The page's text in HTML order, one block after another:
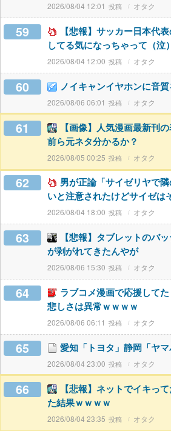
2026/08/04 12:01 オタク
59
【悲報】サッカー日本代
してる気になっちゃって（泣
2026/08/04 12:00 オタク
60 ノイキャンイヤホンに音
2026/08/06 06:01 オタク
61
【画像】人気漫画最新刊
前ら元ネタ分かるか？
2026/08/05 00:25 オタク
62
男が正論「サイゼリヤで
いと注意されたけどサイゼは
2026/08/04 18:00 オタク
63
【悲報】タブレットのバ
が剥がれてきたんやが
2026/08/06 15:30 オタク
64
ラブコメ漫画で応援して
悲しさは異常ｗｗｗｗ
2026/08/06 06:11 オタク
65 愛知「トヨタ」静岡「ヤマ
2026/08/04 23:00 オタク
66
【悲報】ネットでイキっ
た結果ｗｗｗｗ
2026/08/04 23:35 オタク